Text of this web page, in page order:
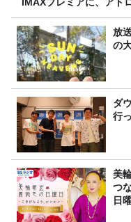
スナー60名をご招待！
放
の
ダ
行
美
つ
日